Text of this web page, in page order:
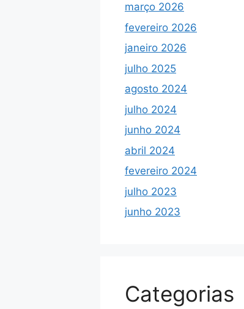
março 2026
fevereiro 2026
janeiro 2026
julho 2025
agosto 2024
julho 2024
junho 2024
abril 2024
fevereiro 2024
julho 2023
junho 2023
Categorias